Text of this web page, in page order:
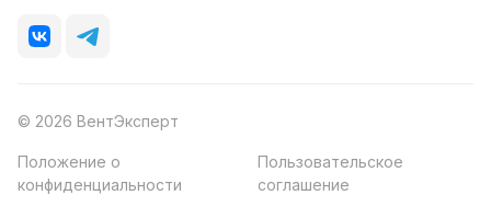
© 2026 ВентЭксперт
Положение о
конфиденциальности
Пользовательское
соглашение